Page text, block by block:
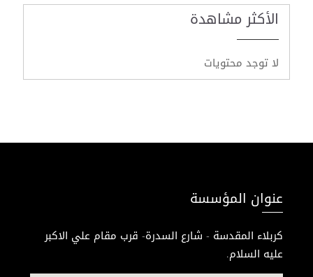
الأكثر مشاهدة
لا توجد محتويات
عنوان المؤسسة
كربلاء المقدسة - شارع السدرة- قرب مقام علي الاكبر
عليه السلام.